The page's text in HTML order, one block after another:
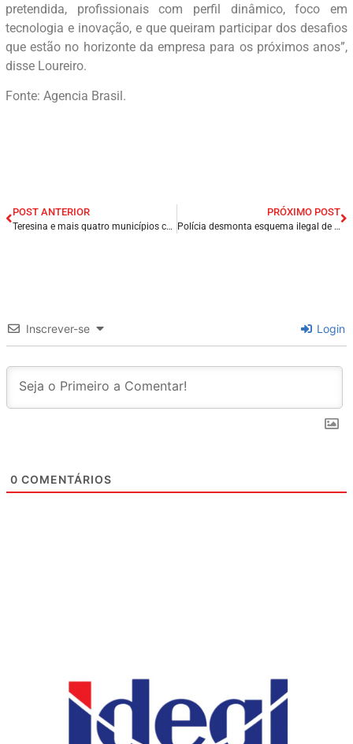
pretendida, profissionais com perfil dinâmico, foco em
tecnologia e inovação, e que queiram participar dos desafios
que estão no horizonte da empresa para os próximos anos”,
disse Loureiro.
Fonte: Agencia Brasil.
POST ANTERIOR
Teresina e mais quatro municípios concentram 55% do PIB do Piauí.
PRÓXIMO POST
Polícia desmonta esquema ilegal de comercialização de armas de fogo em Miranda do Norte/MA.
Inscrever-se Login
0 COMENTÁRIOS